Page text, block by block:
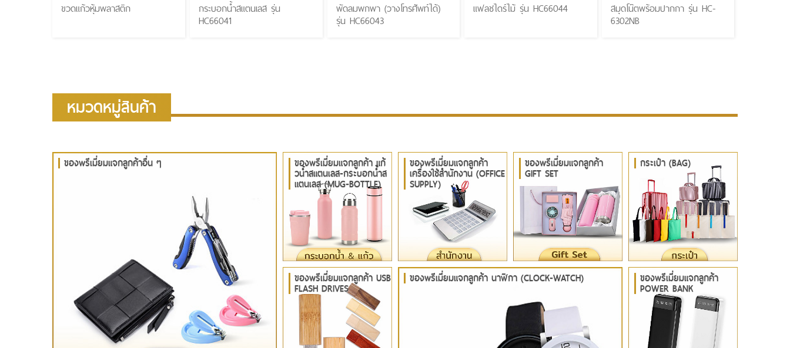
ขวดแก้วหุ้มพลาสติก กระบอกน้ำสแตนเลส รุ่น
HC66041
พัดลมพกพา (วางโทรศัพท์ได้)
รุ่น HC66043
แฟลชไดร์ไม้ รุ่น HC66044 สมุดโน๊ตพร้อมปากกา รุ่น HC-
6302NB
หมวดหมู่สินค้า
ของพรีเมี่ยมแจกลูกค้าอื่น ๆ ของพรีเมี่ยมแจกลูกค้า แก้
วน้ำสแตนเลส-กระบอกน้ำส
แตนเลส (MUG-BOTTLE)
ของพรีเมี่ยมแจกลูกค้า
เครื่องใช้สำนักงาน (OFFICE
SUPPLY)
ของพรีเมี่ยมแจกลูกค้า
GIFT SET
กระเป๋า (BAG)
ของพรีเมี่ยมแจกลูกค้า USB
FLASH DRIVES
ของพรีเมี่ยมแจกลูกค้า
POWER BANK
ของพรีเมี่ยมแจกลูกค้า นาฬิกา (CLOCK-WATCH)